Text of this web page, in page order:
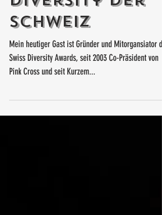
Diversity der
Schweiz
Mein heutiger Gast ist Gründer und Mitorgansiator
Swiss Diversity Awards, seit 2003 Co-Präsident von